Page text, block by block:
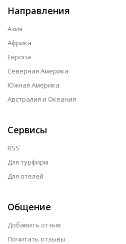
Направления
Азия
Африка
Европа
Северная Америка
Южная Америка
Австралия и Океания
Сервисы
RSS
Для турфирм
Для отелей
Общение
Добавить отзыв
Почитать отзывы